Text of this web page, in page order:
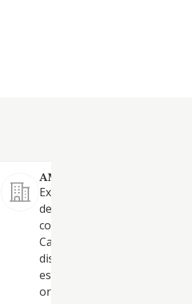
AMORES80 BAR DE COPAS
Explotación de locales y
destinados a la hostelería,
como Hoteles, Restaurantes,
Cafeterías, Bares, Terrazas,
discotecas, Hostales y demás
establecimientos similares;
organizar eventos musicales